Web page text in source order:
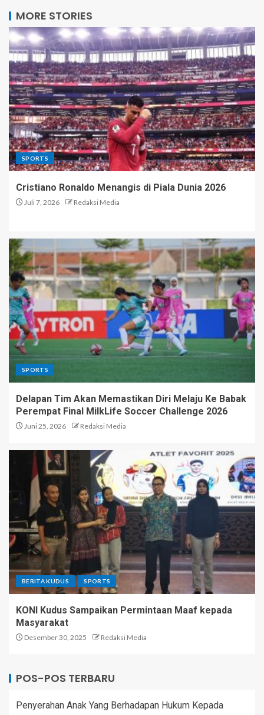
MORE STORIES
SPORTS
Cristiano Ronaldo Menangis di Piala Dunia 2026
Juli 7, 2026 Redaksi Media
SPORTS
Delapan Tim Akan Memastikan Diri Melaju Ke Babak
Perempat Final MilkLife Soccer Challenge 2026
Juni 25, 2026 Redaksi Media
BERITA KUDUS SPORTS
KONI Kudus Sampaikan Permintaan Maaf kepada
Masyarakat
Desember 30, 2025 Redaksi Media
POS-POS TERBARU
Penyerahan Anak Yang Berhadapan Hukum Kepada